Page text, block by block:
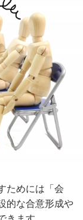
ためには「会
的な合意形成や